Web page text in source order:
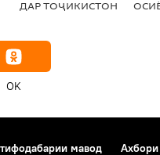
ДАР ТОҶИКИСТОН
OK
мавод